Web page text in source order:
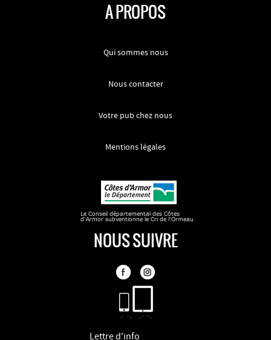
A PROPOS
Qui sommes nous
Nous contacter
Votre pub chez nous
Mentions légales
NOUS SUIVRE
Lettre d'info